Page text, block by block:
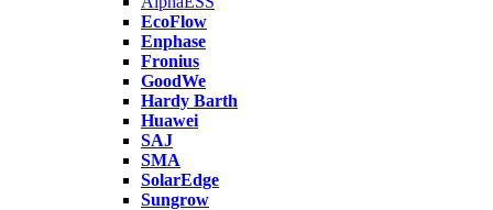
EcoFlow
Enphase
Fronius
GoodWe
Hardy Barth
Huawei
SAJ
SMA
SolarEdge
Sungrow